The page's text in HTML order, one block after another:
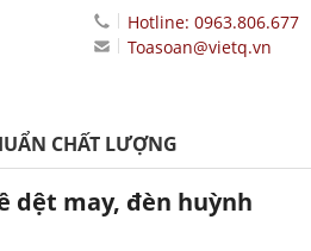
Hotline: 0963.806.677
Toasoan@vietq.vn
CHẤT LƯỢNG
dệt may, đèn huỳnh